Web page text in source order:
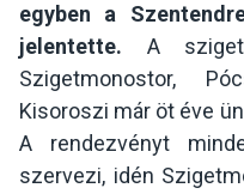
egyben a
jelentette. A
Szigetmonostor,
Kisoroszi már öt éve
A rendezvényt
szervezi, idén